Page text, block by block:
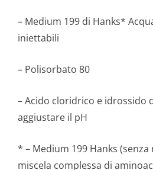
– Medium 199 di Hanks*
iniettabili
– Polisorbato 80
– Acido cloridrico e idrossido
aggiustare il pH
* – Medium 199 Hanks
miscela complessa di